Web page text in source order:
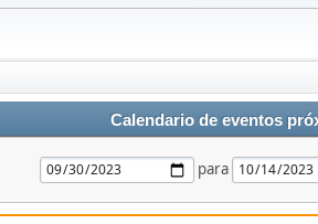
Calendario de eventos
para